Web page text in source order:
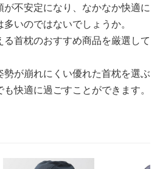
不安定になり、なかなか快適に
いのではないでしょうか。
首枕のおすすめ商品を厳選して
が崩れにくい優れた首枕を選ぶ
快適に過ごすことができます。